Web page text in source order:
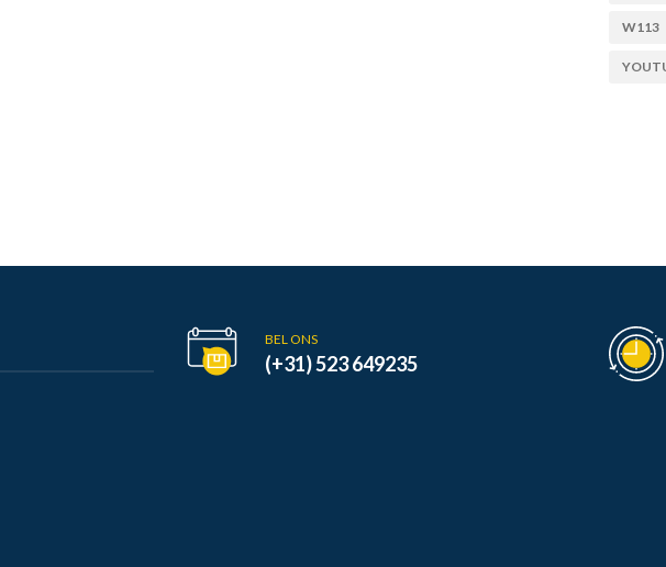
W113
BEL ONS
(+31) 523 649235